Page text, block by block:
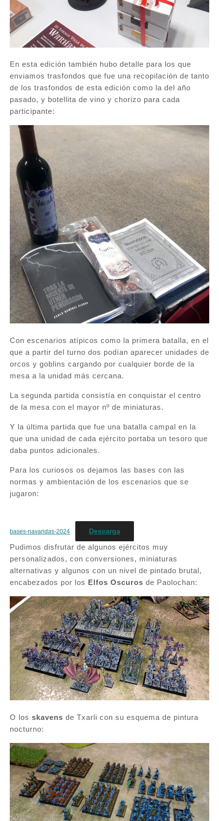
En esta edición también hubo detalle para los que
enviamos trasfondos que fue una recopilación de tanto
de los trasfondos de esta edición como la del año
pasado, y botellita de vino y chorizo para cada
participante:
Con escenarios atípicos como la primera batalla, en el
que a partir del turno dos podían aparecer unidades de
orcos y goblins cargando por cualquier borde de la
mesa a la unidad más cercana.
La segunda partida consistía en conquistar el centro
de la mesa con el mayor nº de miniaturas.
Y la última partida que fue una batalla campal en la
que una unidad de cada ejército portaba un tesoro que
daba puntos adicionales.
Para los curiosos os dejamos las bases con las
normas y ambientación de los escenarios que se
jugaron:
bases-navaridas-2024 Descarga
Pudimos disfrutar de algunos ejércitos muy
personalizados, con conversiones, miniaturas
alternativas y algunos con un nivel de pintado brutal,
encabezados por los Elfos Oscuros de Paolochan:
O los skavens de Txarli con su esquema de pintura
nocturno: